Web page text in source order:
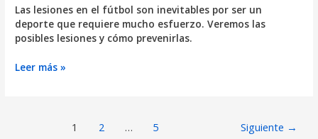
Las lesiones en el fútbol son inevitables por ser un
deporte que requiere mucho esfuerzo. Veremos las
posibles lesiones y cómo prevenirlas.
7
Leer más »
1 2 … 5 Siguiente →